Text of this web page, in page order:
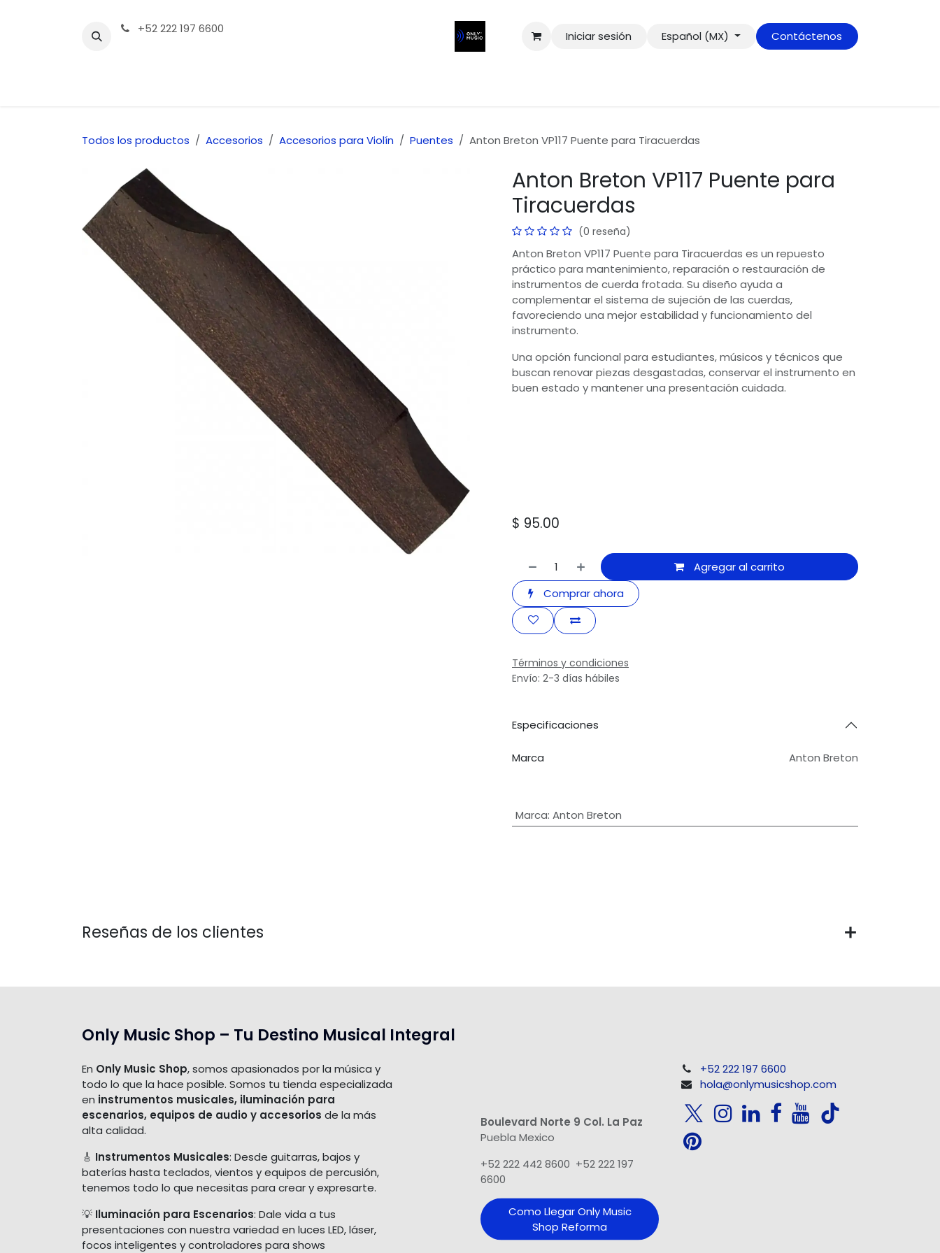
+52 222 197 6600
Iniciar sesión Español (MX) Contáctenos
Todos los productos Accesorios Accesorios para Violín Puentes Anton Breton VP117 Puente para Tiracuerdas
Anton Breton VP117 Puente para
Tiracuerdas
(0 reseña)
Anton Breton VP117 Puente para Tiracuerdas es un repuesto
práctico para mantenimiento, reparación o restauración de
instrumentos de cuerda frotada. Su diseño ayuda a
complementar el sistema de sujeción de las cuerdas,
favoreciendo una mejor estabilidad y funcionamiento del
instrumento.
Una opción funcional para estudiantes, músicos y técnicos que
buscan renovar piezas desgastadas, conservar el instrumento en
buen estado y mantener una presentación cuidada.
$ 95.00
Agregar al carrito
Comprar ahora
Términos y condiciones
Envío: 2-3 días hábiles
Especificaciones
Marca Anton Breton
Marca: Anton Breton
Reseñas de los clientes
Only Music Shop – Tu Destino Musical Integral
En Only Music Shop, somos apasionados por la música y
todo lo que la hace posible. Somos tu tienda especializada
en instrumentos musicales, iluminación para
escenarios, equipos de audio y accesorios de la más
alta calidad.
🎸 Instrumentos Musicales: Desde guitarras, bajos y
baterías hasta teclados, vientos y equipos de percusión,
tenemos todo lo que necesitas para crear y expresarte.
💡 Iluminación para Escenarios: Dale vida a tus
presentaciones con nuestra variedad en luces LED, láser,
focos inteligentes y controladores para shows
Boulevard Norte 9 Col. La Paz
Puebla Mexico
+52 222 442 8600 +52 222 197
6600
Como Llegar Only Music
Shop​ Reforma
+52 222 197 6600
hola@onlymusicshop.com